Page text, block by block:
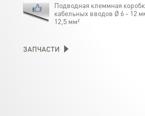
Подводная клеммная
кабельных вводов Ø 6 - 12
12,5 мм²
ЗАПЧАСТИ